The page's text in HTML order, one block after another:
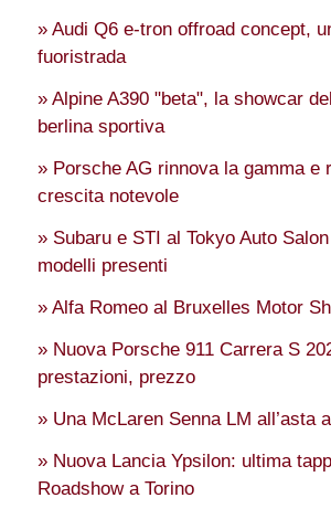
» Audi Q6 e-tron offroad concept,
fuoristrada
» Alpine A390 "beta", la showcar
berlina sportiva
» Porsche AG rinnova la gamma e
crescita notevole
» Subaru e STI al Tokyo Auto
modelli presenti
» Alfa Romeo al Bruxelles Motor
» Nuova Porsche 911 Carrera S
prestazioni, prezzo
» Una McLaren Senna LM all’asta
» Nuova Lancia Ypsilon: ultima
Roadshow a Torino